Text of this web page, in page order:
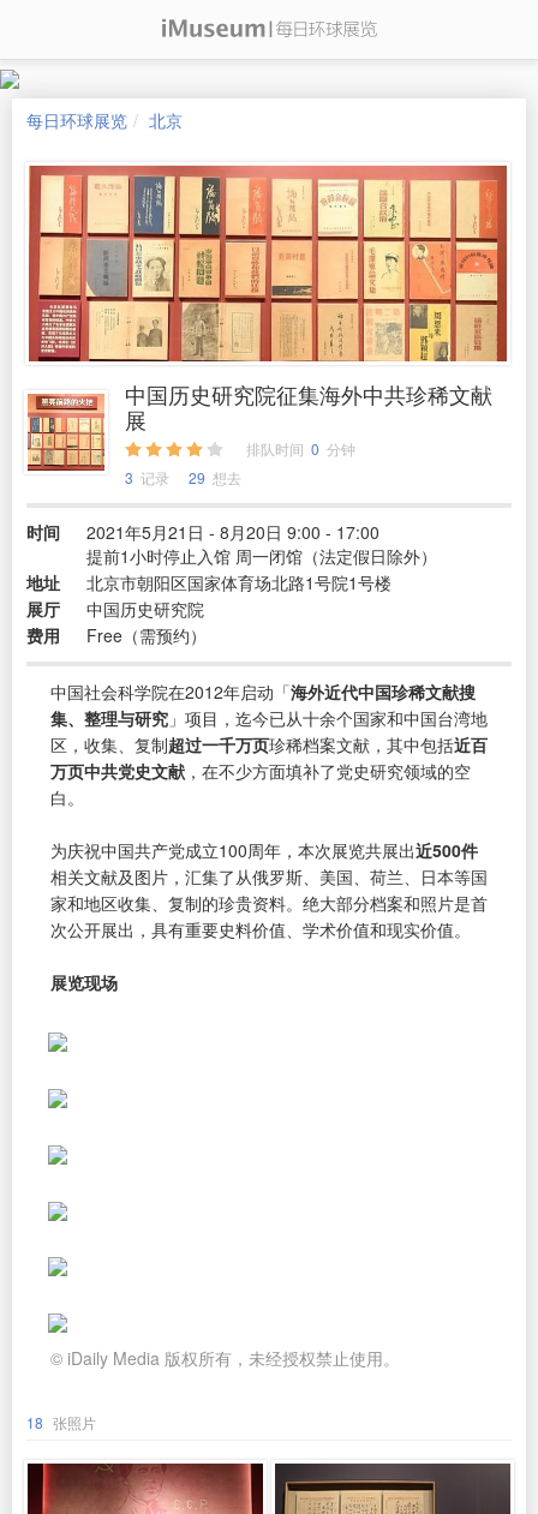
每日环球展览 北京
中国历史研究院征集海外中共珍稀文献
展
排队时间 0 分钟
3 记录 29 想去
时间
2021年5月21日 - 8月20日 9:00 - 17:00
提前1小时停止入馆 周一闭馆（法定假日除外）
地址
北京市朝阳区国家体育场北路1号院1号楼
展厅
中国历史研究院
费用
Free（需预约）
中国社会科学院在2012年启动「海外近代中国珍稀文献搜
集、整理与研究 」项目，迄今已从十余个国家和中国台湾地
区，收集、复制超过一千万页珍稀档案文献，其中包括近百
万页中共党史文献 ，在不少方面填补了党史研究领域的空
白。
为庆祝中国共产党成立100周年，本次展览共展出近500件
相关文献及图片，汇集了从俄罗斯、美国、荷兰、日本等国
家和地区收集、复制的珍贵资料。绝大部分档案和照片是首
次公开展出，具有重要史料价值、学术价值和现实价值。
展览现场
© iDaily Media 版权所有，未经授权禁止使用。
18 张照片